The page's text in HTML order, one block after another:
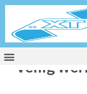
Veilig